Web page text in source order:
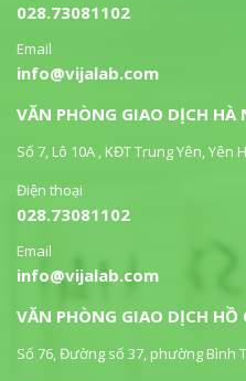
028.73081102
Email
info@vijalab.com
VĂN PHÒNG GIAO DỊCH HÀ
Số 7, Lô 10A , KĐT Trung Yên, Yên
Điện thoại
028.73081102
Email
info@vijalab.com
VĂN PHÒNG GIAO DỊCH HỒ
Số 76, Đường số 37, phường Bình